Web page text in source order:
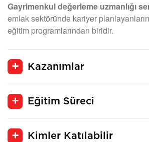
Gayrimenkul değerleme uzmanlığı
emlak sektöründe kariyer
eğitim programlarından biridir.
Kazanımlar
Eğitim Süreci
Kimler Katılabilir